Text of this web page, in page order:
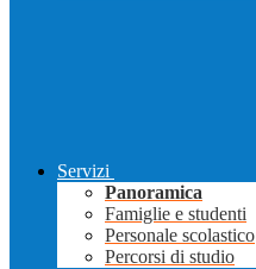
Servizi
Panoramica
Famiglie e studenti
Personale scolastico
Percorsi di studio